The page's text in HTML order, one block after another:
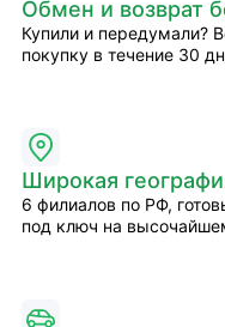
Обмен и возврат
Купили и передумали?
покупку в течение 30
Широкая
6 филиалов по РФ,
под ключ на